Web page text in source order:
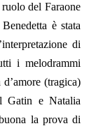
del Faraone
è stata
di
i melodrammi
(tragica)
Gatin e Natalia
la prova di